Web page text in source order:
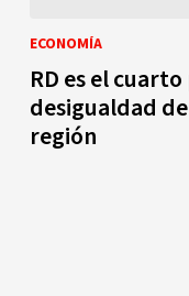
ECONOMÍA
RD es el
desigualdad
región